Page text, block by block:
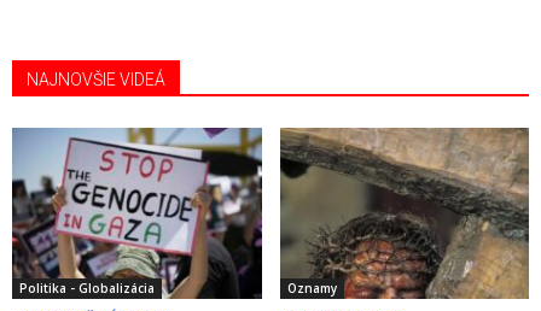
NAJNOVŠIE VIDEÁ
Politika - Globalizácia Oznamy